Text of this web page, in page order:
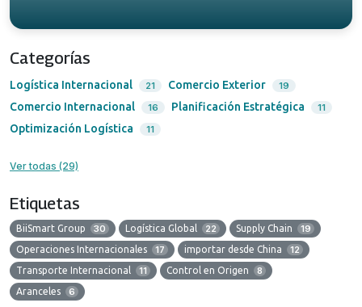
Categorías
Logística Internacional 21 Comercio Exterior 19
Comercio Internacional 16 Planificación Estratégica 11
Optimización Logística 11
Ver todas (29)
Etiquetas
BiiSmart Group 30 Logística Global 22 Supply Chain 19
Operaciones Internacionales 17 importar desde China 12
Transporte Internacional 11 Control en Origen 8
Aranceles 6